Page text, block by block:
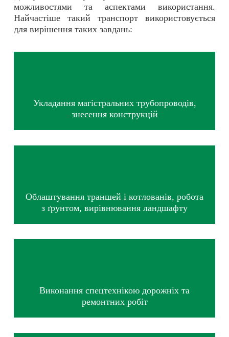
можливостями та аспектами використання.
Найчастіше такий транспорт використовується
для вирішення таких завдань:
Укладання магістральних трубопроводів,
знесення конструкцій
Облаштування траншей і котлованів, робота
з ґрунтом, вирівнювання ландшафту
Виконання спецтехнікою дорожніх та
ремонтних робіт